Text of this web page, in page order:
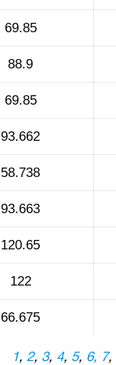
69.85
88.9
69.85
93.662
58.738
93.663
120.65
122
66.675
1, 2, 3, 4, 5, 6, 7,